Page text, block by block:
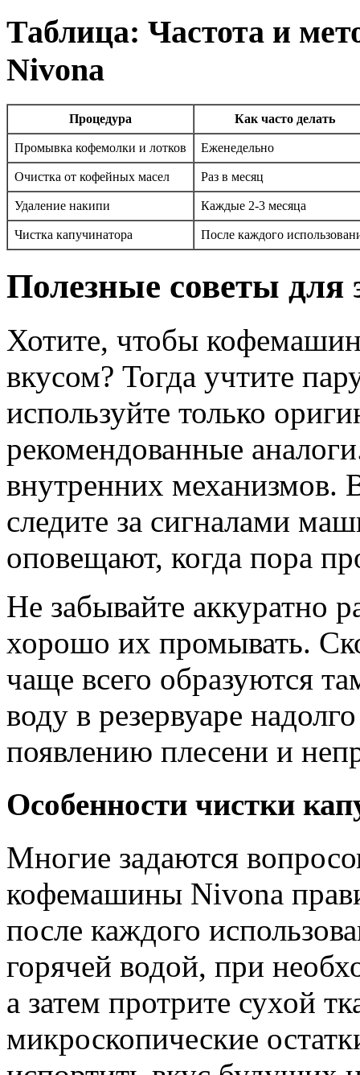
Таблица: Частота и
Nivona
Процедура Как часто делать
Промывка кофемолки и лотков Еженедельно
Очистка от кофейных масел Раз в месяц
Удаление накипи Каждые 2-3 месяца
Чистка капучинатора После каждого
Полезные советы
Хотите, чтобы
вкусом? Тогда учтите
используйте только
рекомендованные
внутренних механизмов.
следите за сигналами
оповещают, когда пора
Не забывайте аккуратно
хорошо их промывать.
чаще всего образуются
воду в резервуаре
появлению плесени и
Особенности чистки
Многие задаются
кофемашины Nivona
после каждого
горячей водой, при
а затем протрите сухой
микроскопические